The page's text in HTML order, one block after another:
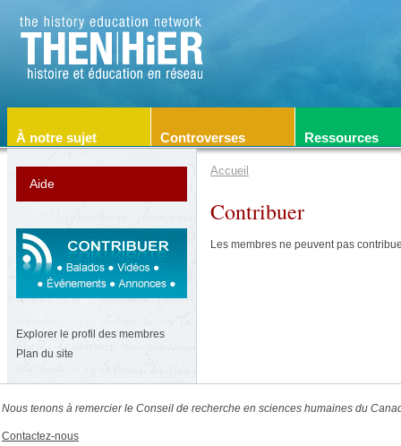
À notre sujet Controverses Ressources
Accueil
Contribuer
Les membres ne peuvent pas
Aide
Explorer le profil des membres
Plan du site
Nous tenons à remercier le Conseil de recherche en sciences humaines du
Contactez-nous